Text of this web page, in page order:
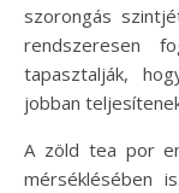
szorongás
rendszeresen
tapasztalják,
jobban
A zöld tea por
mérséklésében